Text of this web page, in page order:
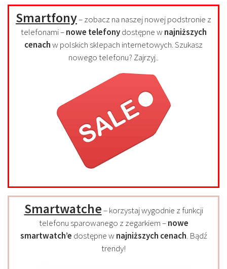
Smartfony– zobacz na naszej nowej podstronie z
telefonami –nowe telefonydostępne w najniższych
cenachw polskich sklepach internetowych. Szukasz
nowego telefonu? Zajrzyj..
Smartwatche– korzystaj wygodnie z funkcji
telefonu sparowanego z zegarkiem –nowe
smartwatch’e dostępne w najniższych cenach. Bądź
trendy!